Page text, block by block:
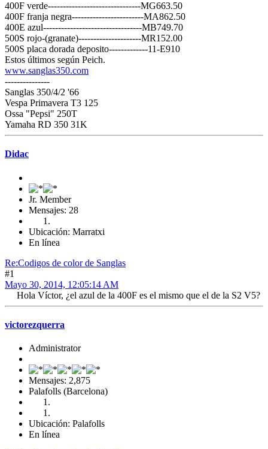
400F verde-------------------------------MG663.50
400F franja negra------------------------MA862.50
400E azul---------------------------------MB749.70
500S rojo-(granate)---------------------MR152.00
500S placa dorada deposito-------------11-E910
Estos últimos según Peich.
www.sanglas350.com
---------------
Sanglas 350/4/2 '66
Vespa Primavera T3 125
Ossa "Pepsi" 250T
Yamaha RD 350 31K
Didac
Jr. Member
Mensajes: 28
Ubicación: Marratxi
En línea
Re:Codigos de color de Sanglas
#1
Mayo 30, 2014, 12:05:14 AM
Hola Víctor, ¿el azul de la 400F es el mismo que el de la S2 V5?
victorezquerra
Administrator
Mensajes: 2,875
Palafolls (Barcelona)
Ubicación: Palafolls
En línea